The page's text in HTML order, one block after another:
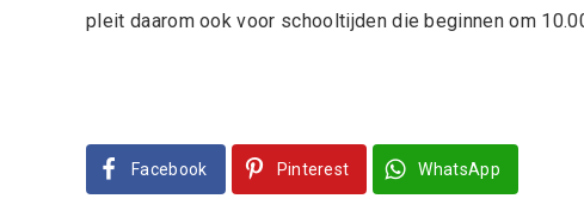
pleit daarom ook voor schooltijden die beginnen om
Facebook Pinterest WhatsApp